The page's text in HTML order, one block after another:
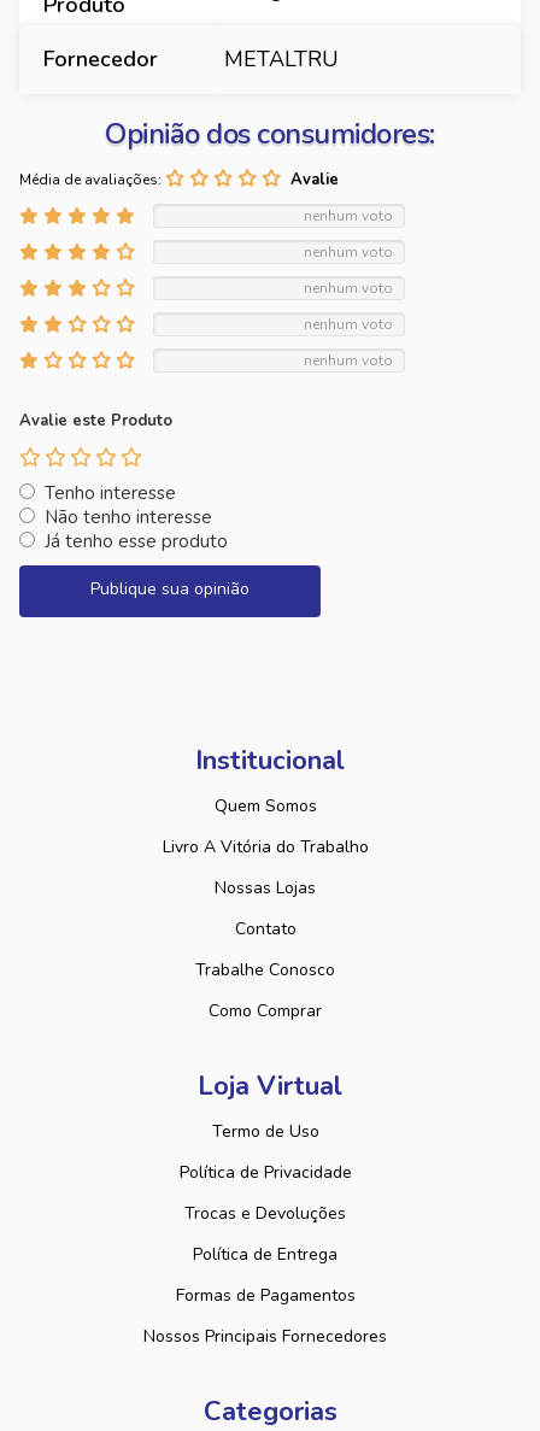
Fornecedor METALTRU
Opinião dos consumidores:
Média de avaliações:
nenhum voto
nenhum voto
nenhum voto
nenhum voto
nenhum voto
Avalie este Produto
Tenho interesse
Não tenho interesse
Já tenho esse produto
Publique sua opinião
Institucional
Quem Somos
Livro A Vitória do Trabalho
Nossas Lojas
Contato
Trabalhe Conosco
Como Comprar
Loja Virtual
Termo de Uso
Política de Privacidade
Trocas e Devoluções
Política de Entrega
Formas de Pagamentos
Nossos Principais Fornecedores
Categorias